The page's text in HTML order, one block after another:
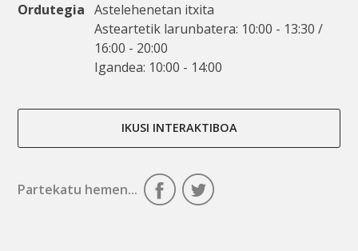
Ordutegia
Astelehenetan itxita
Asteartetik larunbatera: 10:00 - 13:30 /
16:00 - 20:00
Igandea: 10:00 - 14:00
IKUSI INTERAKTIBOA
Partekatu hemen...